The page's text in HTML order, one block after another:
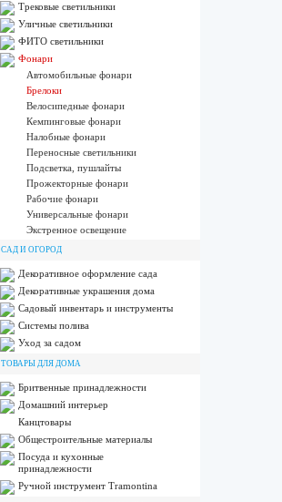
Трековые светильники
Уличные светильники
ФИТО светильники
Фонари
Автомобильные фонари
Брелоки
Велосипедные фонари
Кемпинговые фонари
Налобные фонари
Переносные светильники
Подсветка, пушлайты
Прожекторные фонари
Рабочие фонари
Универсальные фонари
Экстренное освещение
САД И ОГОРОД
Декоративное оформление сада
Декоративные украшения дома
Садовый инвентарь и инструменты
Системы полива
Уход за садом
ТОВАРЫ ДЛЯ ДОМА
Бритвенные принадлежности
Домашний интерьер
Канцтовары
Общестроительные материалы
Посуда и кухонные
принадлежности
Ручной инструмент Tramontina